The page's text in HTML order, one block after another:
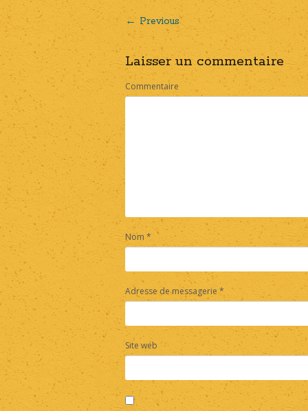
Post
navigation
← Previous
Laisser un commentaire
Commentaire
Nom *
Adresse de messagerie *
Site web